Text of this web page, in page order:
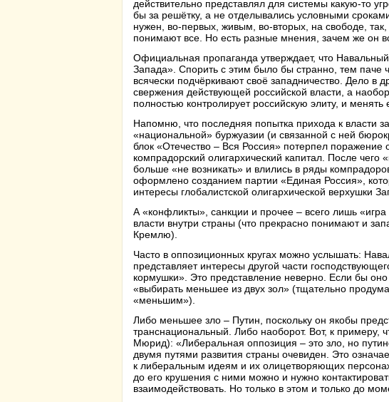
действительно представлял для системы какую-то
бы за решётку, а не отделывались условными
нужен, во-первых, живым, во-вторых, на свободе,
понимают все. Но есть разные мнения, зачем же он
Официальная пропаганда утверждает, что
Запада». Спорить с этим было бы странно, тем паче
всячески подчёркивают своё западничество. Дело в
свержения действующей российской власти, а
полностью контролирует российскую элиту, и менять
Напомню, что последняя попытка прихода к власти
«национальной» буржуазии (и связанной с ней
блок «Отечество – Вся Россия» потерпел поражение
компрадорский олигархический капитал. После
больше «не возникать» и влились в ряды
оформлено созданием партии «Единая Россия»,
интересы глобалистской олигархической верхушки
А «конфликты», санкции и прочее – всего лишь
власти внутри страны (что прекрасно понимают и
Кремлю).
Часто в оппозиционных кругах можно услышать:
представляет интересы другой части
кормушки». Это представление неверно. Если бы
«выбирать меньшее из двух зол» (тщательно
«меньшим»).
Либо меньшее зло – Путин, поскольку он якобы
транснациональный. Либо наоборот. Вот, к примеру,
Мюрид): «Либеральная оппозиция – это зло, но
двумя путями развития страны очевиден. Это
к либеральным идеям и их олицетворяющих
до его крушения с ними можно и нужно
взаимодействовать. Но только в этом и только до